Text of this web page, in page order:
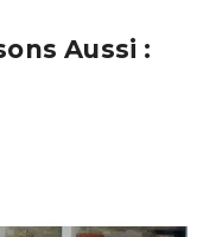
Aussi :